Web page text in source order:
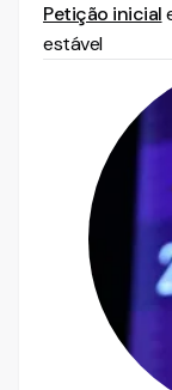
Petição inicial
estável